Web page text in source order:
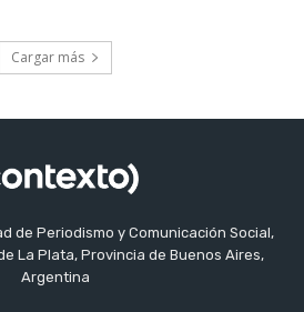
Cargar más
de Periodismo y Comunicación Social,
La Plata, Provincia de Buenos Aires,
Argentina